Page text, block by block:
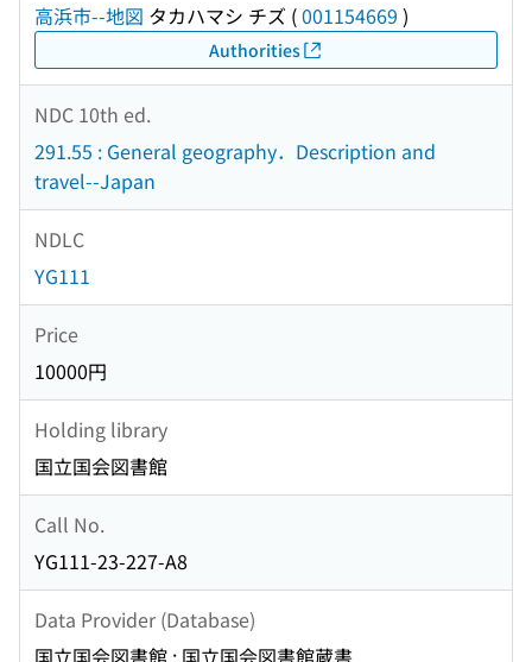
高浜市--地図 タカハマシ チズ (001154669 )
Authorities
NDC 10th ed.
291.55 : General geography．Description and
travel--Japan
NDLC
YG111
Price
10000円
Holding library
国立国会図書館
Call No.
YG111-23-227-A8
Data Provider (Database)
国立国会図書館 : 国立国会図書館蔵書